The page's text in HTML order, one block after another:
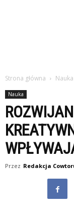
Strona główna Nauka
Nauka
Przez Redakcja